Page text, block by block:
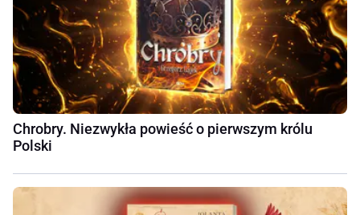
Chrobry. Niezwykła powieść o pierwszym królu
Polski